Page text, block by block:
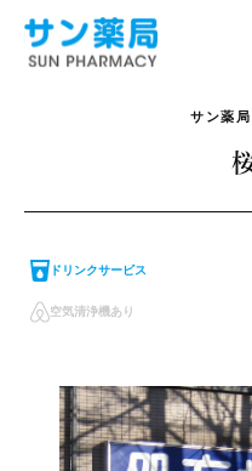
サン薬局
ドリンクサービス
空気清浄機あり